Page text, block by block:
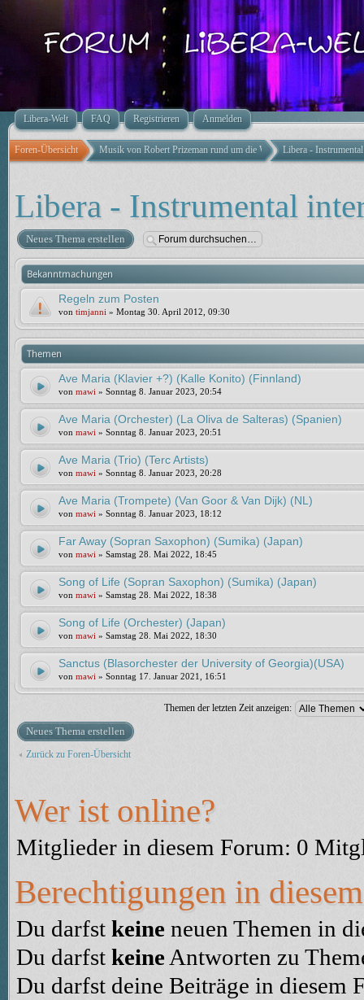
Libera-Welt FAQ Registrieren Anmelden
Foren-Übersicht Musik von Robert Prizeman rund um die Welt Libera -
Libera - Instrumental
Neues Thema erstellen
Bekanntmachungen
Regeln zum Posten
von timjanni » Montag 30. April 2012, 09:30
Themen
Ave Maria (Klavier +?) (Kalle Konito) (Finnland)
von mawi » Sonntag 8. Januar 2023, 20:54
Ave Maria (Orchester) (La Oliva de Salteras) (Spanien)
von mawi » Sonntag 8. Januar 2023, 20:51
Ave Maria (Trio) (Terc Artists)
von mawi » Sonntag 8. Januar 2023, 20:28
Ave Maria (Trompete) (Van Goor & Van Dijk) (NL)
von mawi » Sonntag 8. Januar 2023, 18:12
Far Away (Sopran Saxophon) (Sumika) (Japan)
von mawi » Samstag 28. Mai 2022, 18:45
Song of Life (Sopran Saxophon) (Sumika) (Japan)
von mawi » Samstag 28. Mai 2022, 18:38
Song of Life (Orchester) (Japan)
von mawi » Samstag 28. Mai 2022, 18:30
Sanctus (Blasorchester der University of Georgia)(USA)
von mawi » Sonntag 17. Januar 2021, 16:51
Themen der letzten Zeit anzeigen:
Neues Thema erstellen
Zurück zu Foren-Übersicht
Wer ist online?
Mitglieder in diesem Forum: 0
Berechtigungen in
Du darfst keine neuen Themen in
Du darfst keine Antworten zu
Du darfst deine Beiträge in diesem